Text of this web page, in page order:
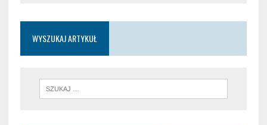
WYSZUKAJ ARTYKUŁ